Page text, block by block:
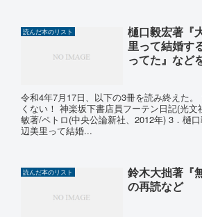
読んだ本のリスト
樋口毅宏著『
里って結婚す
ってた』など
令和4年7月17日、以下の3冊を読み終えた
くない！ 神楽坂下書店員フーテン日記(光
敏著/ペトロ(中央公論新社、2012年) 3．樋
辺美里って結婚...
読んだ本のリスト
鈴木大拙著『
の再読など